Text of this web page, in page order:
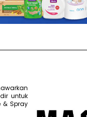
untuk
& Spray